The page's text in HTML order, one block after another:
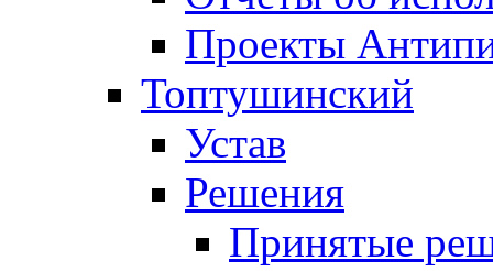
Проекты
Топтушинский
Устав
Решения
Принятые